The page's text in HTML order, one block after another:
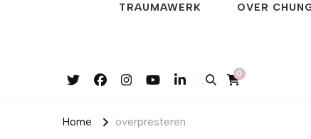
TRAUMAWERK OVER
0
Home overpresteren